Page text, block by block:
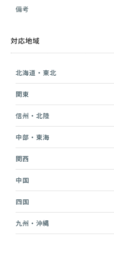
備考
対応地域
北海道・東北
関東
信州・北陸
中部・東海
関西
中国
四国
九州・沖縄